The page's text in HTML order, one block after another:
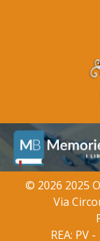
© 2026 2025
Via
REA: PV